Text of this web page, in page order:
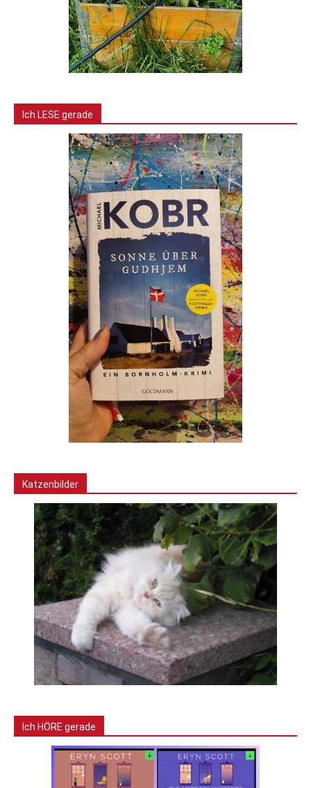
Ich LESE gerade
Katzenbilder
Ich HÖRE gerade